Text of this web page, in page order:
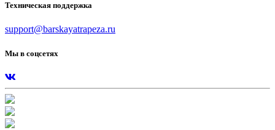
Техническая поддержка
support@barskayatrapeza.ru
Мы в соцсетях